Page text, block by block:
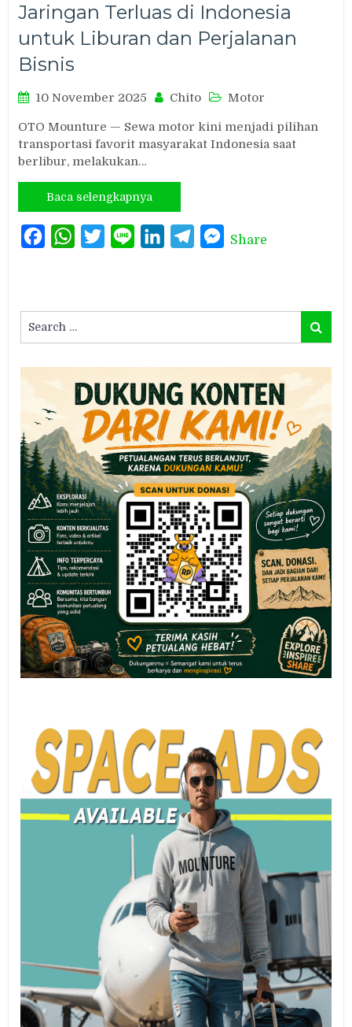
Jaringan Terluas di Indonesia
untuk Liburan dan Perjalanan
Bisnis
10 November 2025 Chito Motor
OTO Mounture — Sewa motor kini menjadi pilihan
transportasi favorit masyarakat Indonesia saat
berlibur, melakukan…
Baca selengkapnya
FacebookWhatsAppTwitterLine LinkedInTelegramMessenger
Share
for:
Search